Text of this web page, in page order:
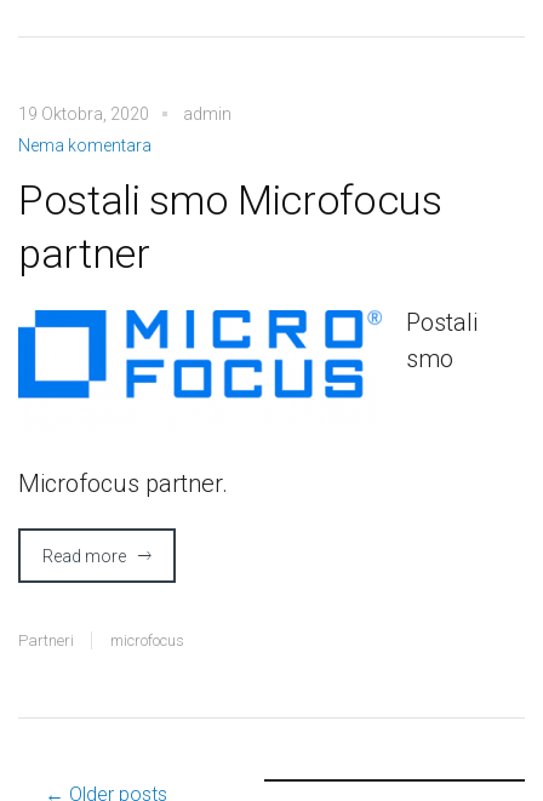
19 Oktobra, 2020
admin
Nema komentara
Postali smo Microfocus
partner
Postali
smo
Microfocus partner.
Read more
Partneri microfocus
← Older posts